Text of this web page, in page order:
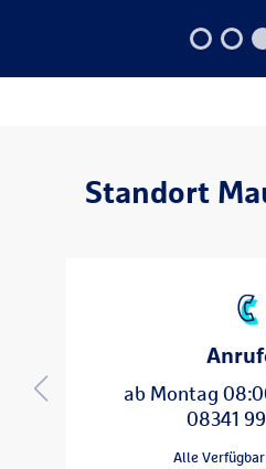
Standort
ab Montag
08341
Alle